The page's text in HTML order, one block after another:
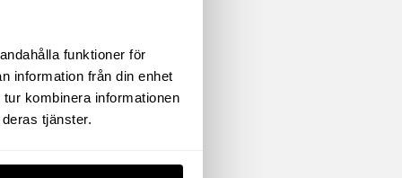
funktioner för
information från din enhet
kombinera informationen
tjänster.